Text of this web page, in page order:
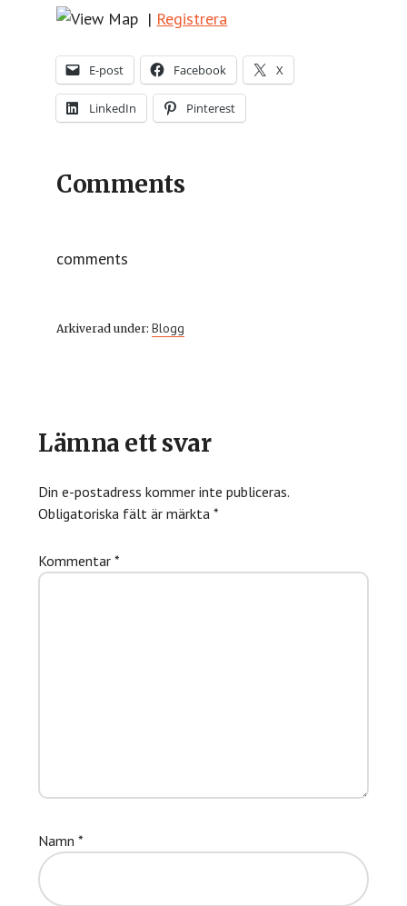
| Registrera
E-post Facebook X
LinkedIn Pinterest
Comments
comments
Arkiverad under: Blogg
Läsarkommentarer
Lämna ett svar
Din e-postadress kommer inte publiceras.
Obligatoriska fält är märkta*
Kommentar*
Namn*